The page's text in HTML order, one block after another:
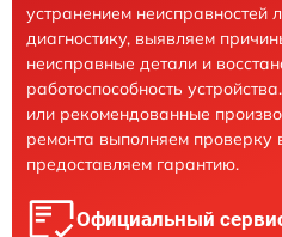
устранением
диагностику, выявляем
неисправные детали и
работоспособность
или рекомендованные
ремонта выполняем проверку
предоставляем гарантию.
Официальный